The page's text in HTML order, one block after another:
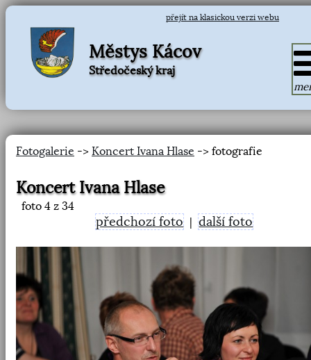
přejít na klasickou verzi webu
Městys Kácov
Středočeský kraj
Fotogalerie -> Koncert Ivana Hlase -> fotografie
Koncert Ivana Hlase
foto 4 z 34
předchozí foto |další foto